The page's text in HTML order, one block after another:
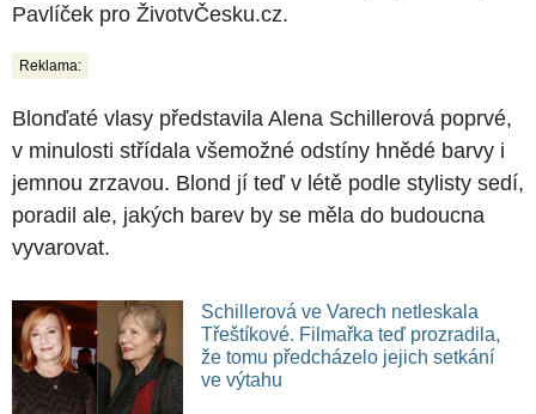
Pavlíček pro ŽivotvČesku.cz.
Reklama:
Blonďaté vlasy představila Alena Schillerová poprvé,
v minulosti střídala všemožné odstíny hnědé barvy i
jemnou zrzavou. Blond jí teď v létě podle stylisty sedí,
poradil ale, jakých barev by se měla do budoucna
vyvarovat.
Schillerová ve Varech netleskala
Třeštíkové. Filmařka teď prozradila,
že tomu předcházelo jejich setkání
ve výtahu